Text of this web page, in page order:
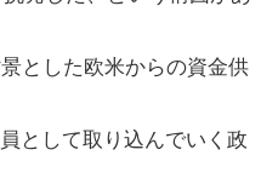
とした欧米からの資金供
として取り込んでいく政